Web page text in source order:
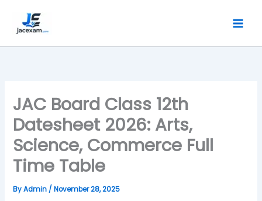
content
JAC Board Class 12th
Datesheet 2026: Arts,
Science, Commerce Full
Time Table
ByAdmin /November 28, 2025